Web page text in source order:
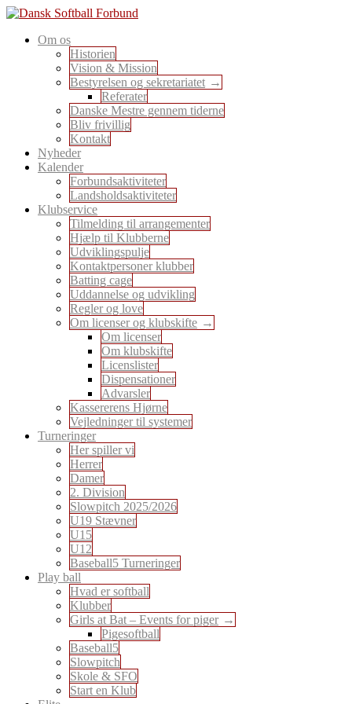
Skip
content
Dansk Softball Forbund
En sport for alle
Om os
Historien
Vision & Mission
Bestyrelsen og sekretariatet
Referater
Danske Mestre gennem tiderne
Bliv frivillig
Kontakt
Nyheder
Kalender
Forbundsaktiviteter
Landsholdsaktiviteter
Klubservice
Tilmelding til arrangementer
Hjælp til Klubberne
Udviklingspulje
Kontaktpersoner klubber
Batting cage
Uddannelse og udvikling
Regler og love
Om licenser og klubskifte
Om licenser
Om klubskifte
Licenslister
Dispensationer
Advarsler
Kassererens Hjørne
Vejledninger til systemer
Turneringer
Her spiller vi
Herrer
Damer
2. Division
Slowpitch 2025/2026
U19 Stævner
U15
U12
Baseball5 Turneringer
Play ball
Hvad er softball
Klubber
Girls at Bat – Events for piger
Pigesoftball
Baseball5
Slowpitch
Skole & SFO
Start en Klub